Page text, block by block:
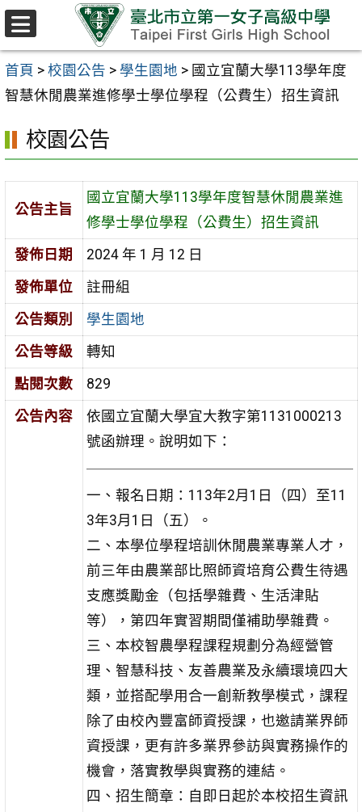
跳至主要內容區
首頁 > 校園公告 > 學生園地 > 國立宜蘭大學113學年度
智慧休閒農業進修學士學位學程（公費生）招生資訊
校園公告
公告主旨
國立宜蘭大學113學年度智慧休閒農業進
修學士學位學程（公費生）招生資訊
發佈日期
2024 年 1 月 12 日
發佈單位
註冊組
公告類別
學生園地
公告等級
轉知
點閱次數
829
公告內容
依國立宜蘭大學宜大教字第1131000213
號函辦理。說明如下：
一、報名日期：113年2月1日（四）至11
3年3月1日（五）。
二、本學位學程培訓休閒農業專業人才，
前三年由農業部比照師資培育公費生待遇
支應獎勵金（包括學雜費、生活津貼
等），第四年實習期間僅補助學雜費。
三、本校智農學程課程規劃分為經營管
理、智慧科技、友善農業及永續環境四大
類，並搭配學用合一創新教學模式，課程
除了由校內豐富師資授課，也邀請業界師
資授課，更有許多業界參訪與實務操作的
機會，落實教學與實務的連結。
四、招生簡章：自即日起於本校招生資訊
選
單